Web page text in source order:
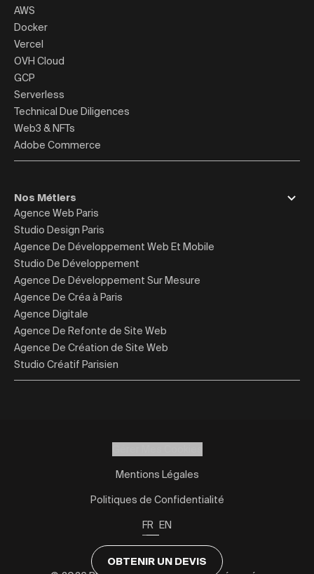
OBTENIR UN DEVIS
AWS
Docker
Vercel
OVH Cloud
GCP
Serverless
Technical Due Diligences
Web3 & NFTs
Adobe Commerce
Nos Métiers
Agence Web Paris
Studio Design Paris
Agence De Développement Web Et Mobile
Studio De Développement
Agence De Développement Sur Mesure
Agence De Créa à Paris
Agence Digitale
Agence De Refonte de Site Web
Agence De Création de Site Web
Studio Créatif Parisien
Mentions Légales
Politiques de Confidentialité
FR EN